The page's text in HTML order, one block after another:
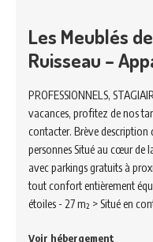
Les Meublés
Ruisseau –
PROFESSIONNELS,
vacances, profitez de nos
contacter. Brève
personnes Situé au cœur de
avec parkings gratuits à
tout confort entièrement
étoiles - 27 m² > Situé en
Voir hébergement